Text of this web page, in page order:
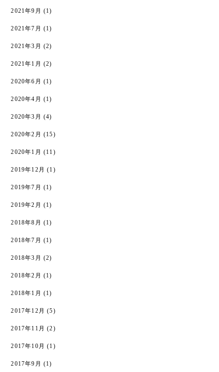
2021年9月 (1)
2021年7月 (1)
2021年3月 (2)
2021年1月 (2)
2020年6月 (1)
2020年4月 (1)
2020年3月 (4)
2020年2月 (15)
2020年1月 (11)
2019年12月 (1)
2019年7月 (1)
2019年2月 (1)
2018年8月 (1)
2018年7月 (1)
2018年3月 (2)
2018年2月 (1)
2018年1月 (1)
2017年12月 (5)
2017年11月 (2)
2017年10月 (1)
2017年9月 (1)